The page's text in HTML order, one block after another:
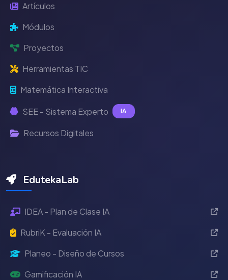
Artículos
Módulos
Proyectos
Herramientas TIC
Matemática Interactiva
SEE - Sistema Experto IA
Recursos Digitales
EdutekaLab
IDEA - Plan de Clase IA
RubriK - Evaluación IA
Planeo - Diseño de Cursos
Gamificación IA